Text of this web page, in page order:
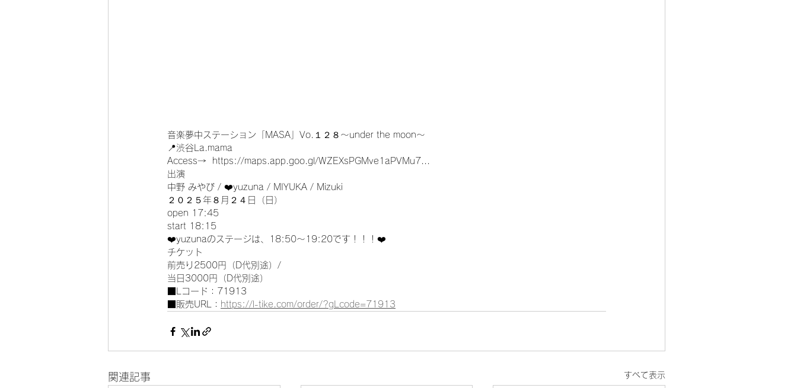
音楽夢中ステーション「MASA」Vo.１２８〜under the moon〜
📍渋谷La.mama
Access→  https://maps.app.goo.gl/WZEXsPGMve1aPVMu7...
出演
中野 みやび / ❤️yuzuna / MIYUKA / Mizuki
２０２５年８月２４日（日）
open 17:45
start 18:15
❤️yuzunaのステージは、18:50〜19:20です！！！❤️
チケット
前売り2500円（D代別途）/
当日3000円（D代別途）
■Lコード：71913
■販売URL： https://l-tike.com/order/?gLcode=71913
関連記事 すべて表示